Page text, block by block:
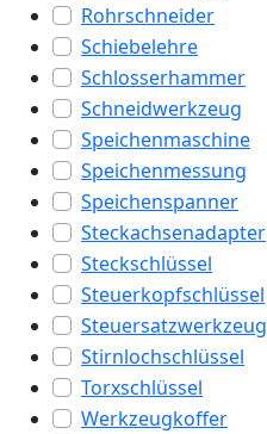
Rohrschneider
Schiebelehre
Schlosserhammer
Schneidwerkzeug
Speichenmaschine
Speichenmessung
Speichenspanner
Steckachsenadapter
Steckschlüssel
Steuerkopfschlüssel
Steuersatzwerkzeug
Stirnlochschlüssel
Torxschlüssel
Werkzeugkoffer